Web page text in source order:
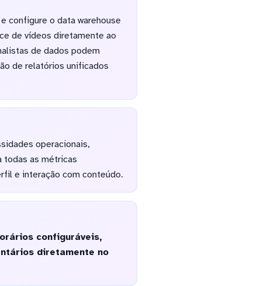
configure o data warehouse
de vídeos diretamente ao
de dados podem
de relatórios unificados
operacionais,
todas as métricas
e interação com conteúdo.
configuráveis,
diretamente no